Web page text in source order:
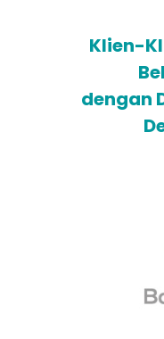
Klien-
dengan